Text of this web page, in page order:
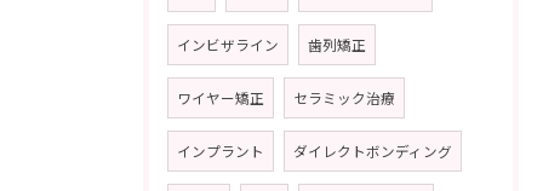
インビザライン 歯列矯正
ワイヤー矯正 セラミック治療
インプラント ダイレクトボンディング